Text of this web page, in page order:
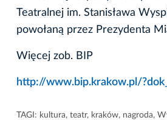
Teatralnej im. Stanisława
powołaną przez Prezydenta
Więcej zob. BIP
http://www.bip.krakow.pl/
TAGI: kultura, teatr, kraków, nagroda,